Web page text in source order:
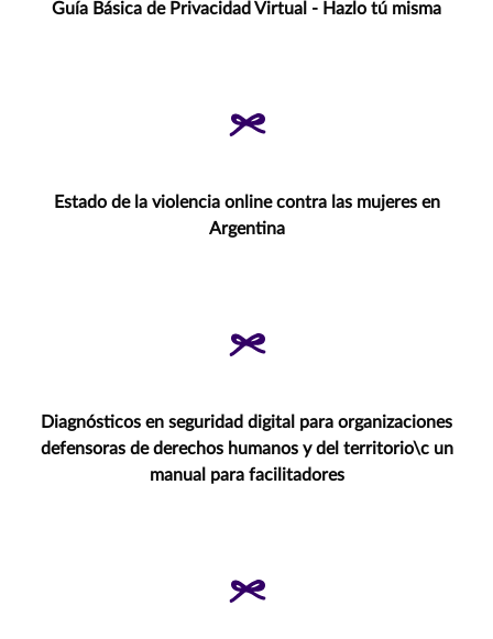
Guía Básica de Privacidad Virtual - Hazlo tú misma
Estado de la violencia online contra las mujeres en
Argentina
Diagnósticos en seguridad digital para organizaciones
defensoras de derechos humanos y del territorio\c un
manual para facilitadores